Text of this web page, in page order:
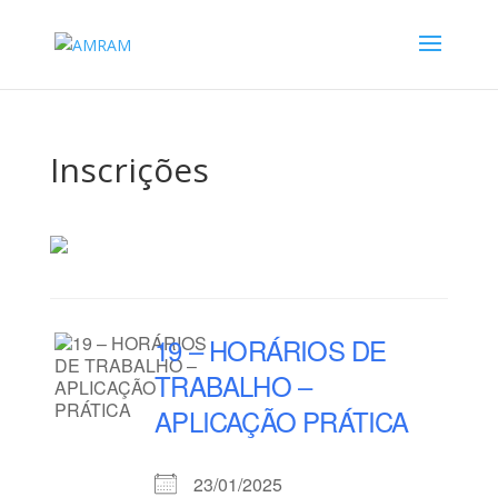
Inscrições
19 – HORÁRIOS DE
TRABALHO –
APLICAÇÃO PRÁTICA
23/01/2025